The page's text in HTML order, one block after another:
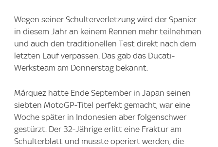
Wegen seiner Schulterverletzung wird der Spanier
in diesem Jahr an keinem Rennen mehr teilnehmen
und auch den traditionellen Test direkt nach dem
letzten Lauf verpassen. Das gab das Ducati-
Werksteam am Donnerstag bekannt.
Márquez hatte Ende September in Japan seinen
siebten MotoGP-Titel perfekt gemacht, war eine
Woche später in Indonesien aber folgenschwer
gestürzt. Der 32-Jährige erlitt eine Fraktur am
Schulterblatt und musste operiert werden, die